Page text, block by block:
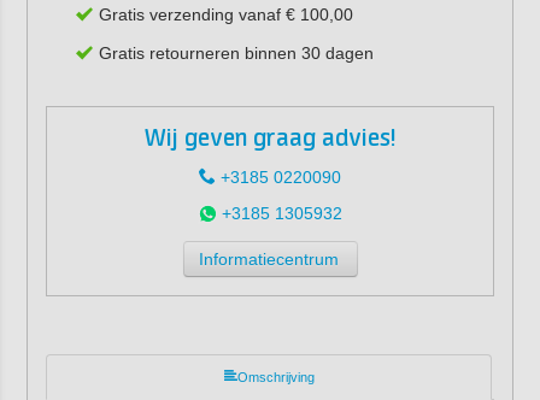
Gratis verzending vanaf € 100,00
Gratis retourneren binnen 30 dagen
Wij geven graag advies!
+3185 0220090
+3185 1305932
Informatiecentrum
Omschrijving